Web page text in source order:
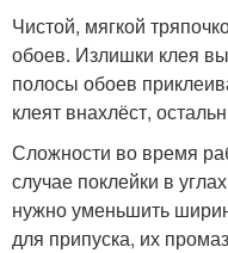
Чистой, мягкой
обоев. Излишки клея
полосы обоев
клеят внахлёст,
Сложности во время
случае поклейки в
нужно уменьшить
для припуска, их